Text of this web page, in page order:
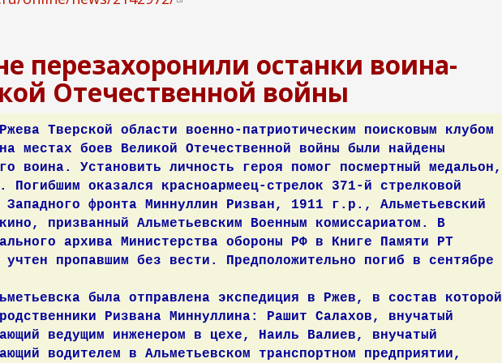
е
ш
н
я
я
с
с
ы
л
к
а
перезахоронили останки воина-
Отечественной войны
Тверской области военно-патриотическим поисковым клубом
местах боев Великой Отечественной войны были найдены
воина. Установить личность героя помог посмертный медальон,
Погибшим оказался красноармеец-стрелок 371-й стрелковой
Западного фронта Миннуллин Ризван, 1911 г.р., Альметьевский
призванный Альметьевским Военным комиссариатом. В
архива Министерства обороны РФ в Книге Памяти РТ
учтен пропавшим без вести. Предположительно погиб в сентябре
была отправлена экспедиция в Ржев, в состав которой
Ризвана Миннуллина: Рашит Салахов, внучатый
ведущим инженером в цехе, Наиль Валиев, внучатый
водителем в Альметьевском транспортном предприятии,